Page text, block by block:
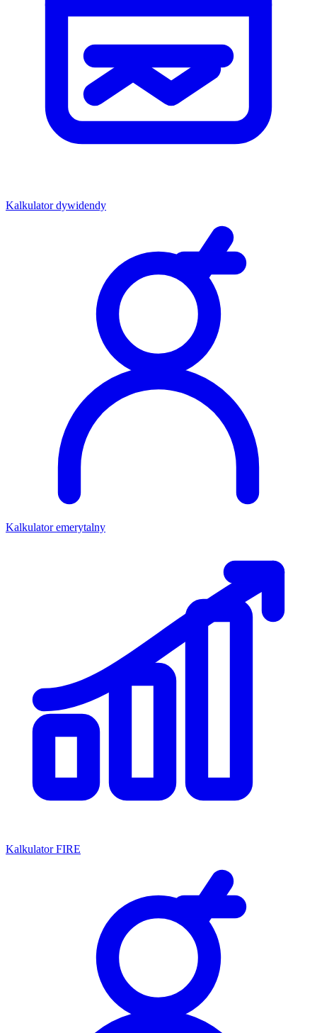
Kalkulator dywidendy
Kalkulator emerytalny
Kalkulator FIRE